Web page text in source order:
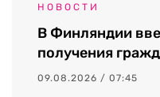
НОВОСТИ
В Финляндии
получения
09.08.2026 / 07:45